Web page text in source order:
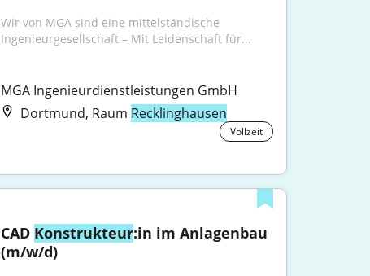
Wir von MGA sind eine mittelständische
Ingenieurgesellschaft – Mit Leidenschaft für...
MGA Ingenieurdienstleistungen GmbH
Dortmund, Raum Recklinghausen
Vollzeit
CAD Konstrukteur:in im Anlagenbau
(m/w/d)